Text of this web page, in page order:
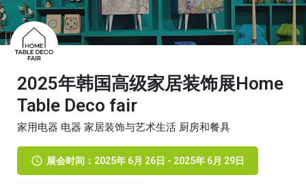
2025年韩国高级家居装饰展Home
Table Deco fair
家用电器 电器 家居装饰与艺术生活 厨房和餐具
展会时间：2025年 6月 26日 - 2025年 6月 29日